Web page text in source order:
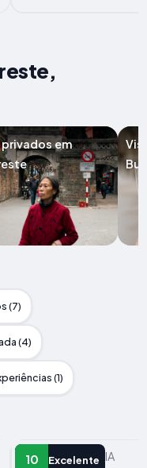
privados em
(7)
(4)
(1)
10 Excelente
VIAGEM DE UM DIA